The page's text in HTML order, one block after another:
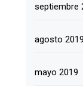
septiembre
agosto 2019
mayo 2019